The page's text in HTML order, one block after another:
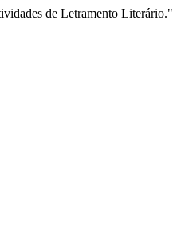
de Letramento Literário."